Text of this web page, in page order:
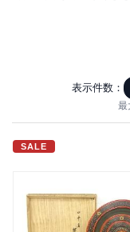
表示件数：
最
SALE